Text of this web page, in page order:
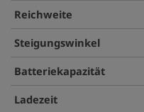
Reichweite
Steigungswinkel
Batteriekapazität
Ladezeit